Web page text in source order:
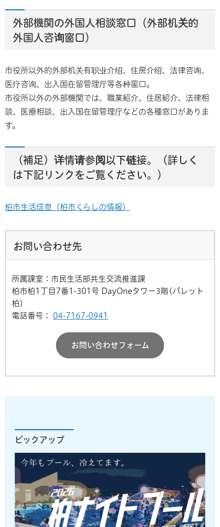
外部機関の外国人相談窓口（外部机关的
外国人咨询窗口）
市役所以外的外部机关有职业介绍、住房介绍、法律咨询、
医疗咨询、出入国在留管理厅等各种窗口。
市役所以外の外部機関では、職業紹介、住居紹介、法律相
談、医療相談、出入国在留管理庁などの各種窓口がありま
す。
（補足）详情请参阅以下链接。（詳しく
は下記リンクをご覧ください。）
柏市生活信息（柏市くらしの情報）
お問い合わせ先
所属課室：市民生活部共生交流推進課
柏市柏1丁目7番1-301号 DayOneタワー3階(パレット
柏)
電話番号：
04-7167-0941
お問い合わせフォーム
ピックアップ